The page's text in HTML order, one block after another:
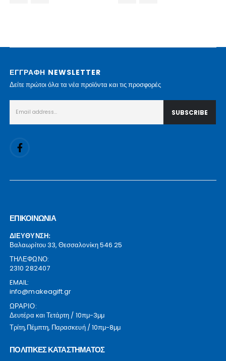
ΕΓΓΡΑΦΗ NEWSLETTER
Δείτε πρώτοι όλα τα νέα προϊόντα και τις προσφορές
ΕΠΙΚΟΙΝΩΝΙΑ
ΔΙΕΥΘΥΝΣΗ:
Βαλαωρίτου 33, Θεσσαλονίκη 546 25
ΤΗΛΕΦΩΝΟ:
2310 282407
EMAIL:
info@makeagift.gr
ΩΡΑΡΙΟ:
Δευτέρα και Τετάρτη / 10πμ-3μμ
Τρίτη,Πέμπτη, Παρασκευή / 10πμ-8μμ
ΠΟΛΙΤΙΚΕΣ ΚΑΤΑΣΤΗΜΑΤΟΣ